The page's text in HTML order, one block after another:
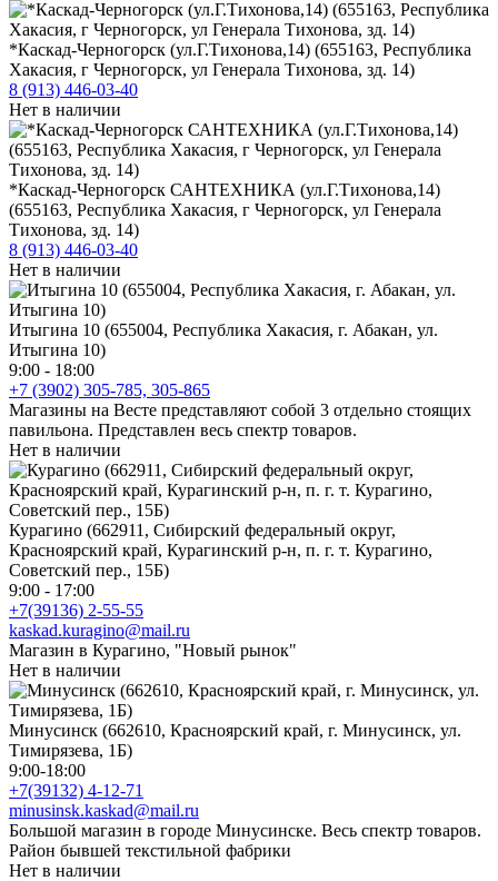
*Каскад-Черногорск (ул.Г.Тихонова,14) (655163, Республика
Хакасия, г Черногорск, ул Генерала Тихонова, зд. 14)
8 (913) 446-03-40
Нет в наличии
*Каскад-Черногорск САНТЕХНИКА (ул.Г.Тихонова,14)
(655163, Республика Хакасия, г Черногорск, ул Генерала
Тихонова, зд. 14)
8 (913) 446-03-40
Нет в наличии
Итыгина 10 (655004, Республика Хакасия, г. Абакан, ул.
Итыгина 10)
9:00 - 18:00
+7 (3902) 305-785, 305-865
Магазины на Весте представляют собой 3 отдельно стоящих
павильона. Представлен весь спектр товаров.
Нет в наличии
Курагино (662911, Сибирский федеральный округ,
Красноярский край, Курагинский р-н, п. г. т. Курагино,
Советский пер., 15Б)
9:00 - 17:00
+7(39136) 2-55-55
kaskad.kuragino@mail.ru
Магазин в Курагино, "Новый рынок"
Нет в наличии
Минусинск (662610, Красноярский край, г. Минусинск, ул.
Тимирязева, 1Б)
9:00-18:00
+7(39132) 4-12-71
minusinsk.kaskad@mail.ru
Большой магазин в городе Минусинске. Весь спектр товаров.
Район бывшей текстильной фабрики
Нет в наличии